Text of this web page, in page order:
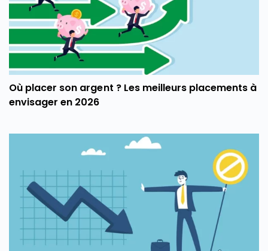
Où placer son argent ? Les meilleurs placements à
envisager en 2026